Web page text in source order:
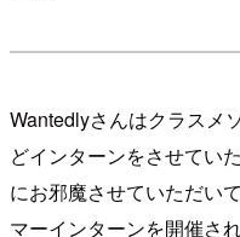
Wantedlyさんはクラスメ
どインターンをさせてい
にお邪魔させていただい
マーインターンを開催さ